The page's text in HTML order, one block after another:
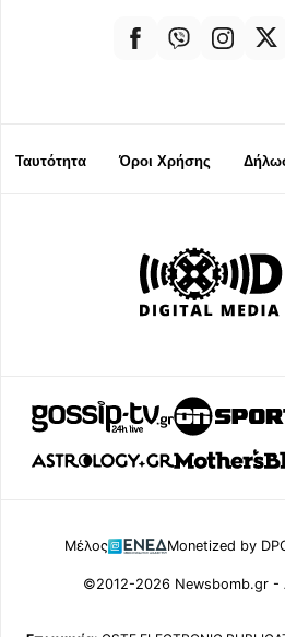
Ταυτότητα Όροι Χρήσης
Μέλος Monetized by
©2012-2026 Newsbomb.gr -